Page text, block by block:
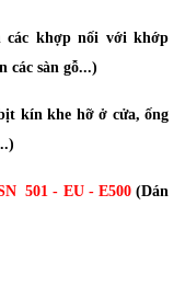
các khợp nối với khớp
các sàn gỗ...)
kín khe hỡ ở cửa, ống
501 - EU - E500(Dán